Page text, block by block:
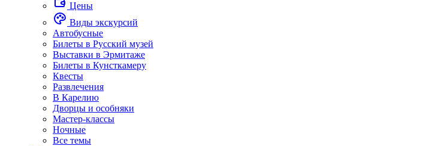
Цены
Виды экскурсий
Автобусные
Билеты в Русский музей
Выставки в Эрмитаже
Билеты в Кунсткамеру
Квесты
Развлечения
В Карелию
Дворцы и особняки
Мастер-классы
Ночные
Все темы